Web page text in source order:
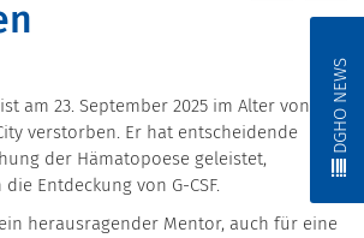
DGHO NEWS
am 23. September 2025 im Alter von 81
verstorben. Er hat entscheidende
der Hämatopoese geleistet,
Entdeckung von G-CSF.
herausragender Mentor, auch für eine